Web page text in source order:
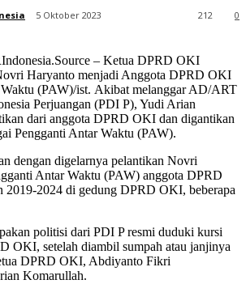
5 Oktober 2023 0
212
– Ketua DPRD OKI
Haryanto menjadi Anggota DPRD OKI
(PAW)/ist. Akibat melanggar AD/ART
Perjuangan (PDI P), Yudi Arian
dari anggota DPRD OKI dan digantikan
Pengganti Antar Waktu (PAW).
dengan digelarnya pelantikan Novri
Antar Waktu (PAW) anggota DPRD
2019-2024 di gedung DPRD OKI, beberapa
politisi dari PDI P resmi duduki kursi
OKI, setelah diambil sumpah atau janjinya
DPRD OKI, Abdiyanto Fikri
Komarullah.